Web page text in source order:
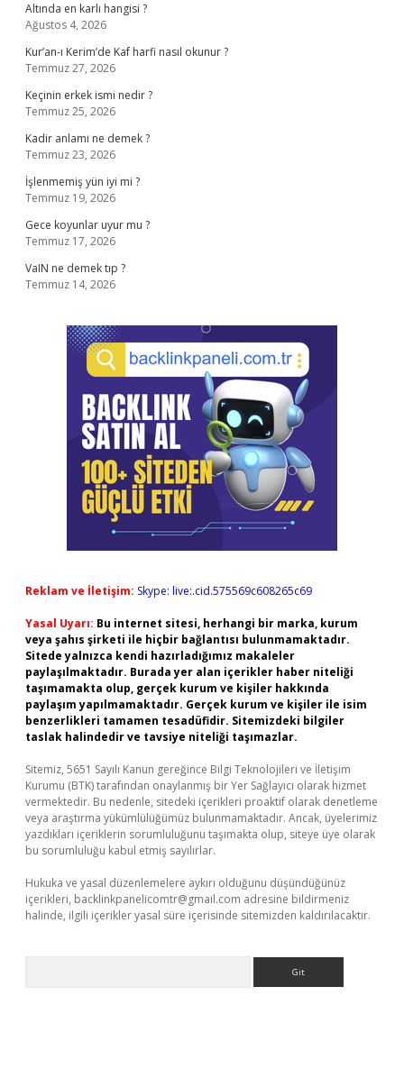
Altında en karlı hangisi ?
Ağustos 4, 2026
Kur’an-ı Kerim’de Kaf harfi nasıl okunur ?
Temmuz 27, 2026
Keçinin erkek ismi nedir ?
Temmuz 25, 2026
Kadir anlamı ne demek ?
Temmuz 23, 2026
İşlenmemiş yün iyi mi ?
Temmuz 19, 2026
Gece koyunlar uyur mu ?
Temmuz 17, 2026
VaIN ne demek tıp ?
Temmuz 14, 2026
Reklam ve İletişim: Skype: live:.cid.575569c608265c69
Yasal Uyarı: Bu internet sitesi, herhangi bir marka, kurum
veya şahıs şirketi ile hiçbir bağlantısı bulunmamaktadır.
Sitede yalnızca kendi hazırladığımız makaleler
paylaşılmaktadır. Burada yer alan içerikler haber niteliği
taşımamakta olup, gerçek kurum ve kişiler hakkında
paylaşım yapılmamaktadır. Gerçek kurum ve kişiler ile isim
benzerlikleri tamamen tesadüfidir. Sitemizdeki bilgiler
taslak halindedir ve tavsiye niteliği taşımazlar.
Sitemiz, 5651 Sayılı Kanun gereğince Bilgi Teknolojileri ve İletişim
Kurumu (BTK) tarafından onaylanmış bir Yer Sağlayıcı olarak hizmet
vermektedir. Bu nedenle, sitedeki içerikleri proaktif olarak denetleme
veya araştırma yükümlülüğümüz bulunmamaktadır. Ancak, üyelerimiz
yazdıkları içeriklerin sorumluluğunu taşımakta olup, siteye üye olarak
bu sorumluluğu kabul etmiş sayılırlar.
Hukuka ve yasal düzenlemelere aykırı olduğunu düşündüğünüz
içerikleri, backlinkpanelicomtr@gmail.com adresine bildirmeniz
halinde, ilgili içerikler yasal süre içerisinde sitemizden kaldırılacaktır.